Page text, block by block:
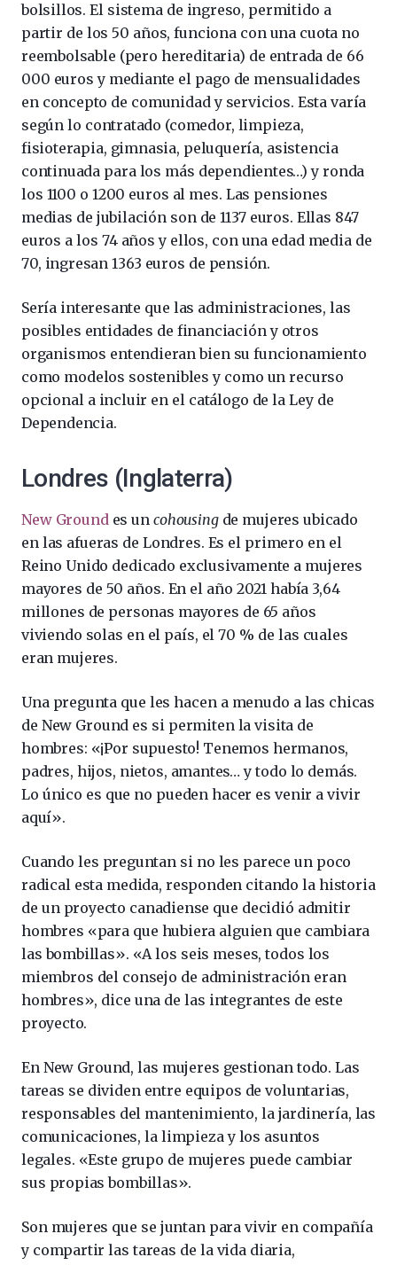
bolsillos. El sistema de ingreso, permitido a
partir de los 50 años, funciona con una cuota no
reembolsable (pero hereditaria) de entrada de 66
000 euros y mediante el pago de mensualidades
en concepto de comunidad y servicios. Esta varía
según lo contratado (comedor, limpieza,
fisioterapia, gimnasia, peluquería, asistencia
continuada para los más dependientes…) y ronda
los 1100 o 1200 euros al mes. Las pensiones
medias de jubilación son de 1137 euros. Ellas 847
euros a los 74 años y ellos, con una edad media de
70, ingresan 1363 euros de pensión.
Sería interesante que las administraciones, las
posibles entidades de financiación y otros
organismos entendieran bien su funcionamiento
como modelos sostenibles y como un recurso
opcional a incluir en el catálogo de la Ley de
Dependencia.
Londres (Inglaterra)
New Groundes uncohousingde mujeres ubicado
en las afueras de Londres. Es el primero en el
Reino Unido dedicado exclusivamente a mujeres
mayores de 50 años. En el año 2021 había 3,64
millones de personas mayores de 65 años
viviendo solas en el país, el 70 % de las cuales
eran mujeres.
Una pregunta que les hacen a menudo a las chicas
de New Ground es si permiten la visita de
hombres: «¡Por supuesto! Tenemos hermanos,
padres, hijos, nietos, amantes… y todo lo demás.
Lo único es que no pueden hacer es venir a vivir
aquí».
Cuando les preguntan si no les parece un poco
radical esta medida, responden citando la historia
de un proyecto canadiense que decidió admitir
hombres «para que hubiera alguien que cambiara
las bombillas». «A los seis meses, todos los
miembros del consejo de administración eran
hombres», dice una de las integrantes de este
proyecto.
En New Ground, las mujeres gestionan todo. Las
tareas se dividen entre equipos de voluntarias,
responsables del mantenimiento, la jardinería, las
comunicaciones, la limpieza y los asuntos
legales. «Este grupo de mujeres puede cambiar
sus propias bombillas».
Son mujeres que se juntan para vivir en compañía
y compartir las tareas de la vida diaria,